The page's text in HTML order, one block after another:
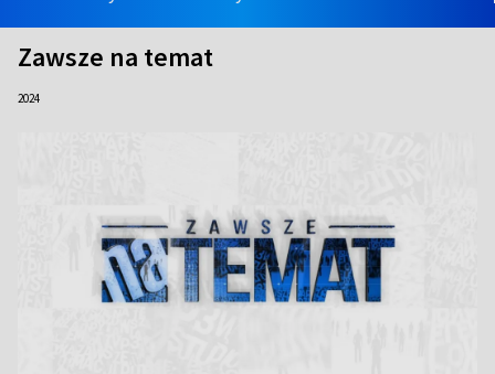
Zawsze na temat
2024